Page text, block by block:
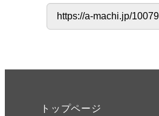
トップページ